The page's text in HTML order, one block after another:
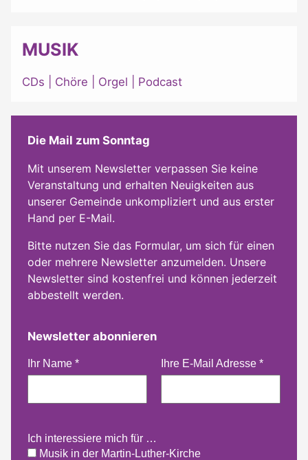
MUSIK
CDs Chöre Orgel Podcast
Die Mail zum Sonntag
Mit unserem Newsletter verpassen Sie keine
Veranstaltung und erhalten Neuigkeiten aus
unserer Gemeinde unkompliziert und aus erster
Hand per E-Mail.
Bitte nutzen Sie das Formular, um sich für einen
oder mehrere Newsletter anzumelden. Unsere
Newsletter sind kostenfrei und können jederzeit
abbestellt werden.
Newsletter abonnieren
Ihr Name * Ihre E-Mail Adresse *
Ich interessiere mich für …
Musik in der Martin-Luther-Kirche